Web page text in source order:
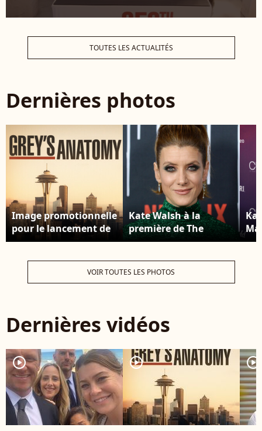
TOUTES LES ACTUALITÉS
Dernières photos
Image promotionnelle
pour le lancement de
la nouvelle saison de
Kate Walsh à la
première de The
Umbrella Academy
ArcLight à Hollywood,
Los Angeles, le 12
VOIR TOUTES LES PHOTOS
Dernières vidéos
player2 player2 player2